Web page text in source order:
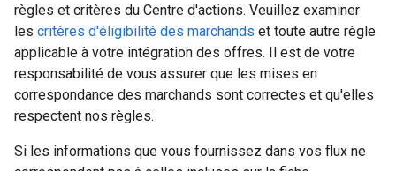
règles et critères du Centre d'actions. Veuillez examiner
les critères d'éligibilité des marchands et toute autre règle
applicable à votre intégration des offres. Il est de votre
responsabilité de vous assurer que les mises en
correspondance des marchands sont correctes et qu'elles
respectent nos règles.
Si les informations que vous fournissez dans vos flux ne